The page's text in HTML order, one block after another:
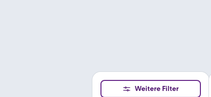
Weitere Filter